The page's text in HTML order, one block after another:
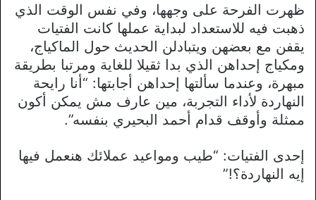
ظهرت الفرحة على وجهها، وفي نفس الوقت الذي
ذهبت فيه للاستعداد لبداية عملها كانت الفتيات
يقفن مع بعضهن ويتبادلن الحديث حول الماكياج،
ومكياج إحداهن الذي بدا ثقيلا للغاية ومرتبا بطريقة
مبهرة، وعندما سألتها إحداهن أجابتها: “أنا رايحة
النهاردة لأداء التجربة، مين عارف مش يمكن أكون
ممثلة وأوقف قدام أحمد البحيري بنفسه”.
إحدى الفتيات: “طيب ومواعيد عملائك هنعمل فيها
إيه النهاردة؟!”